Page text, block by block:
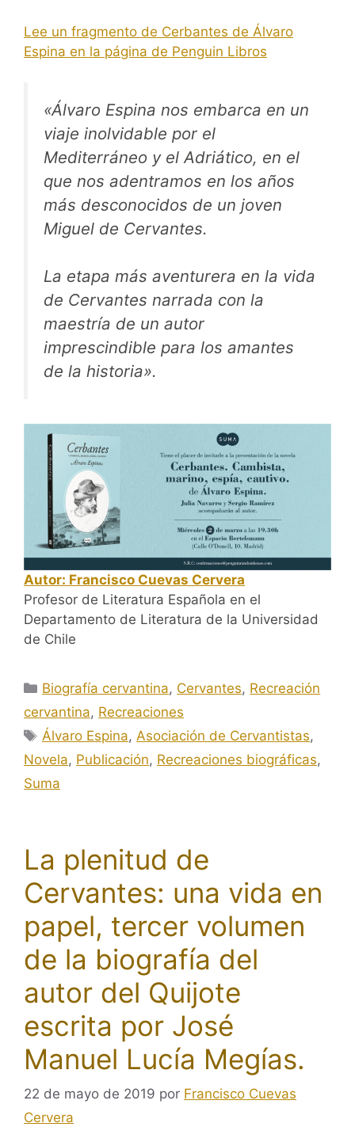
Lee un fragmento de Cerbantes de Álvaro
Espina en la página de Penguin Libros
«Álvaro Espina nos embarca en un
viaje inolvidable por el
Mediterráneo y el Adriático, en el
que nos adentramos en los años
más desconocidos de un joven
Miguel de Cervantes.
La etapa más aventurera en la vida
de Cervantes narrada con la
maestría de un autor
imprescindible para los amantes
de la historia».
Autor: Francisco Cuevas Cervera
Profesor de Literatura Española en el
Departamento de Literatura de la Universidad
de Chile
Categorías
Biografía cervantina, Cervantes, Recreación
cervantina, Recreaciones
Etiquetas
Álvaro Espina, Asociación de Cervantistas,
Novela, Publicación, Recreaciones biográficas,
Suma
La plenitud de
Cervantes: una vida en
papel, tercer volumen
de la biografía del
autor del Quijote
escrita por José
Manuel Lucía Megías.
22 de mayo de 2019 por Francisco Cuevas
Cervera